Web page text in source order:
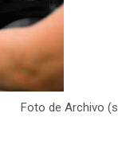
Foto de Archivo